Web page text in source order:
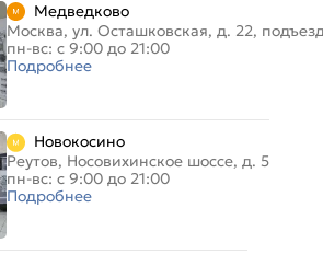
Медведково
Москва, ул. Осташковская, д. 22,
пн-вс: с 9:00 до 21:00
Подробнее
Новокосино
Реутов, Носовихинское шоссе, д. 5
пн-вс: с 9:00 до 21:00
Подробнее